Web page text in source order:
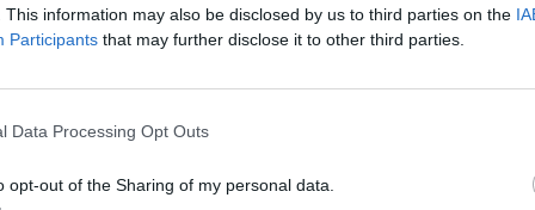
This information may also be disclosed by us to third parties on the
Participants that may further disclose it to other third parties.
Data Processing Opt Outs
opt-out of the Sharing of my personal data.
sobre viviendas, en concreto el 36,2%,
mientras que el 63,8% lo hicieron a tipo
fue del 2,86% para las hipotecas de tipo
fijo.
las mentiras de Pedro Sánchez en